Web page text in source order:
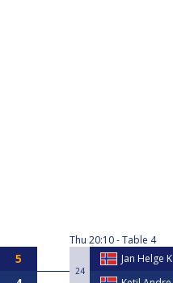
Thu 20:10 Table 4
24
Jan Helge